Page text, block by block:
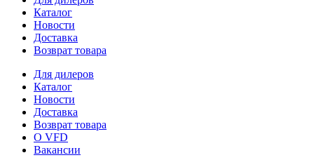
Каталог
Новости
Доставка
Возврат товара
Для дилеров
Каталог
Новости
Доставка
Возврат товара
О VFD
Вакансии